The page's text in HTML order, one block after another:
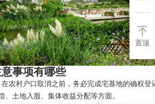
事项有哪些
农村户口取消之前，务必完成宅基地的确权
、土地入股、集体收益分配等方面。
置顶